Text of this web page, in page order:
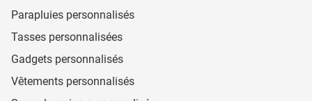
Parapluies personnalisés
Tasses personnalisées
Gadgets personnalisés
Vêtements personnalisés